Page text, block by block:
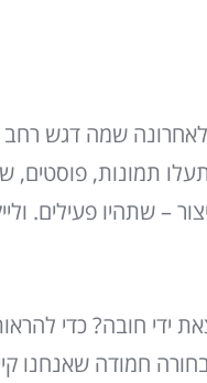
שמה דגש רחב
תמונות, פוסטים,
– שתהיו פעילים.
ידי חובה? כדי
חמודה שאנחנו